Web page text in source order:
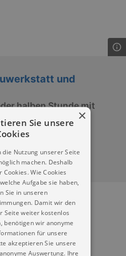
und
halben Stunde mit
& UMGEBUNG
×
Sie unsere
die Nutzung unserer Seite
machen. Deshalb
Cookies. Wie Cookies
Aufgabe sie haben,
Sie in unseren
Damit wir den
Seite weiter kostenlos
benötigen wir anonyme
für unsere
akzeptieren Sie unsere
Auswertung. Ihre